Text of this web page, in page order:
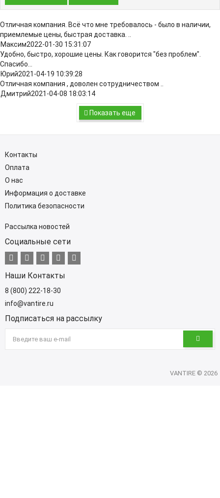
Отличная компания. Всё что мне требовалось - было в наличии,
приемлемые цены, быстрая доставка. ..
2022-01-30 15:31:07
Удобно, быстро, хорошие цены. Как говорится "без проблем".
Спасибо...
2021-04-19 10:39:28
Отличная компания , доволен сотрудничеством ..
2021-04-08 18:03:14
Показать еще
Контакты
Оплата
О нас
Информация о доставке
Политика безопасности
Рассылка новостей
Социальные сети
Наши Контакты
8 (800) 222-18-30
info@vantire.ru
Подписаться на рассылку
VANTIRE © 2026